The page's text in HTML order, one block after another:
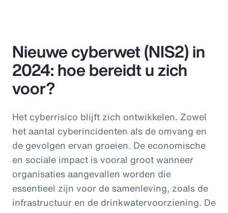
Nieuwe cyberwet (NIS2) in
2024: hoe bereidt u zich
voor?
Het cyberrisico blijft zich ontwikkelen. Zowel
het aantal cyberincidenten als de omvang en
de gevolgen ervan groeien. De economische
en sociale impact is vooral groot wanneer
organisaties aangevallen worden die
essentieel zijn voor de samenleving, zoals de
infrastructuur en de drinkwatervoorziening. De